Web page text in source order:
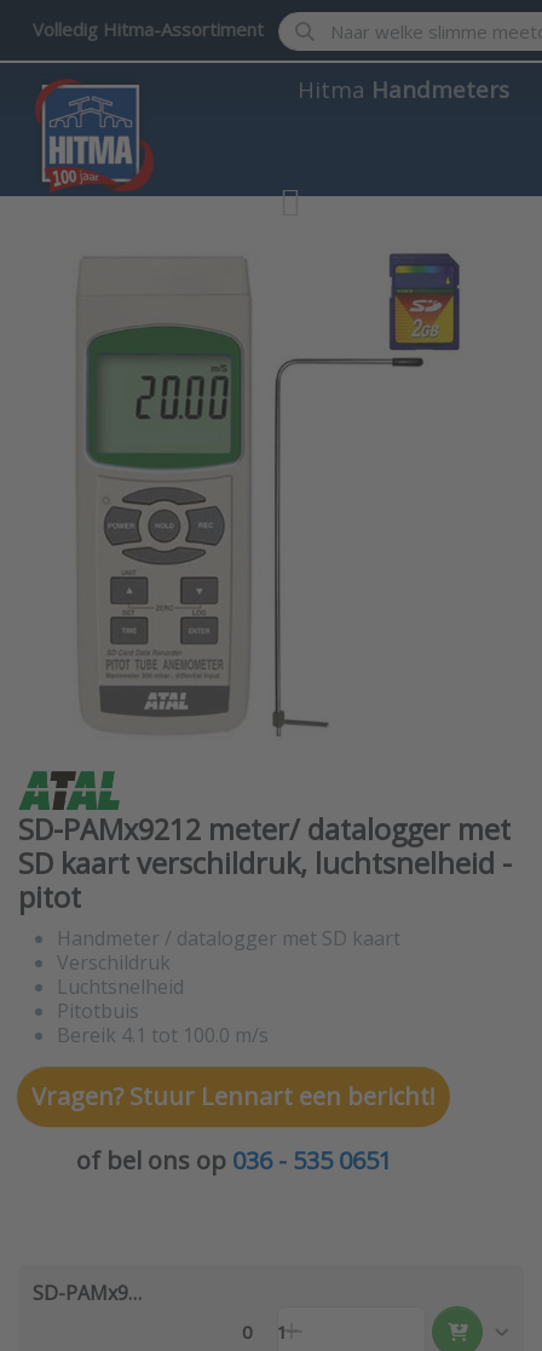
Volledig Hitma-Assortiment Enter a search term.
Hitma Handmeters
SD-PAMx9212 meter/ datalogger met
SD kaart verschildruk, luchtsnelheid -
pitot
Handmeter / datalogger met SD kaart
Verschildruk
Luchtsnelheid
Pitotbuis
Bereik 4.1 tot 100.0 m/s
Vragen? Stuur Lennart een bericht!
of bel ons op 036 - 535 0651
SD-PAMx9212
0 1